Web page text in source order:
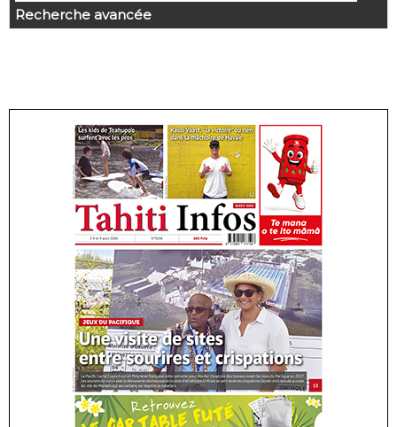
Recherche avancée